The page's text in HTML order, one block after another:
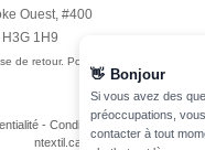
Ouest, #400
1H9
de retour. Pour les retours, voir ici
- Conditions Générales - Plan
ntextil.ca - Tous droits réservés
👋 Bonjour
Si vous avez des
préoccupations,
contacter à tout